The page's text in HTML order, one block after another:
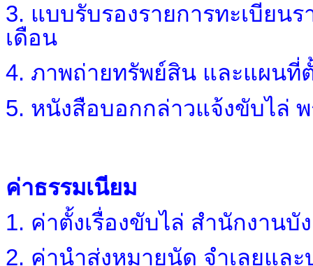
3. แบบรับรองรายการทะเบียน
เดือน
4. ภาพถ่ายทรัพย์สิน และแผนที่
5. หนังสือบอกกล่าวแจ้งขับไล่
ค่าธรรมเนียม
1. ค่าตั้งเรื่องขับไล่ สำนักงาน
2. ค่านำส่งหมายนัด จำเลยแล